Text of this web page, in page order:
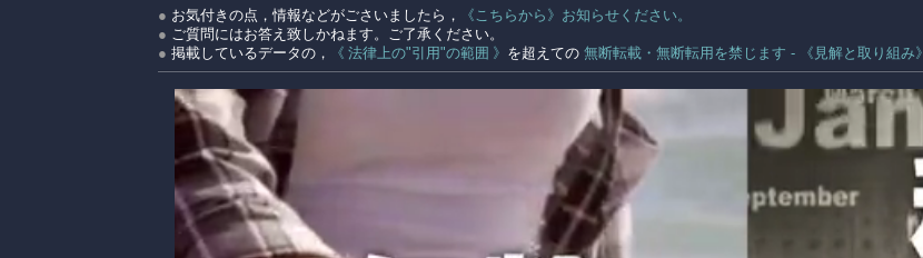
● お気付きの点，情報などがごさいましたら，
《こちらから》お知らせください。
● ご質問にはお答え致しかねます。ご了承ください。
● 掲載しているデータの， 《 法律上の"引用"の範囲 》 を超えての 無断転載・無断転用を禁じます - 《見解と取り組み》